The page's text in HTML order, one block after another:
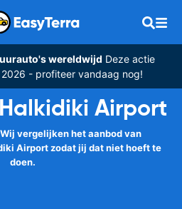
wereldwijd Deze actie
- profiteer vandaag nog!
Airport
vergelijken het aanbod van
Airport zodat jij dat niet hoeft te
doen.